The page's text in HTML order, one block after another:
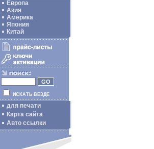
Европа
Азия
Америка
Япония
Китай
ИСКАТЬ ВЕЗДЕ
для печати
Карта сайта
Авто ссылки